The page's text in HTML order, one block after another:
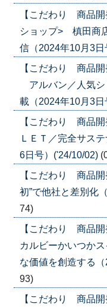
【こだわり 商品
ショップ> 槙田商
信（2024年10月3
【こだわり 商品
アルバン／人気シ
載（2024年10月3
【こだわり 商品
ＬＥＴ／完全サス
6日号）('24/10/02)
【こだわり 商品
初”で他社と差別化
74)
【こだわり 商品
カルビーかいつか
な価値を創造する
93)
【こだわり 商品